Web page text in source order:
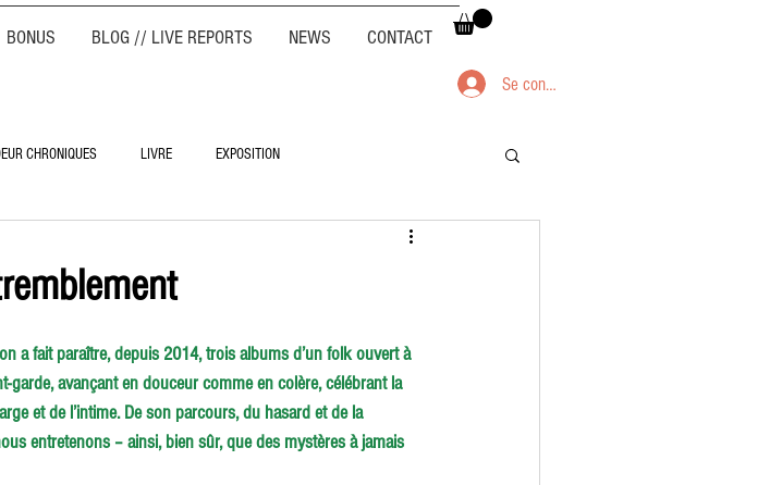
BONUS BLOG // LIVE REPORTS NEWS CONTACT
Se connecter
CHRONIQUES LIVRE EXPOSITION
a fait paraître, depuis 2014, trois albums d’un folk ouvert à
avançant en douceur comme en colère, célébrant la
et de l’intime. De son parcours, du hasard et de la
entretenons – ainsi, bien sûr, que des mystères à jamais